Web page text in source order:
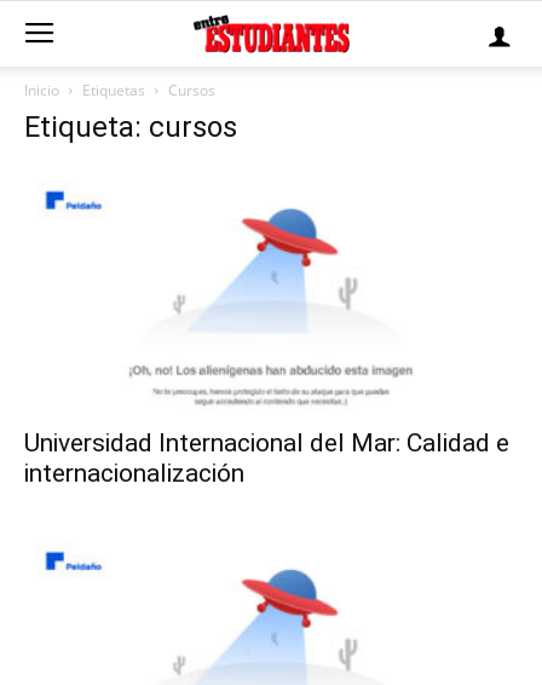
Inicio Etiquetas Cursos
Etiqueta: cursos
Universidad Internacional del Mar: Calidad e
internacionalización